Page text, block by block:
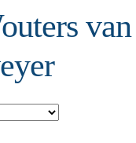
Velden